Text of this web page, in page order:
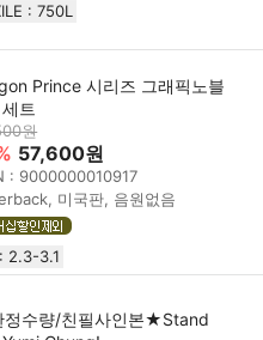
: 750L
Prince 시리즈 그래픽노블
트
원
57,600원
: 9000000010917
미국판, 음원없음
2.3-3.1
수량/친필사인본★Stand